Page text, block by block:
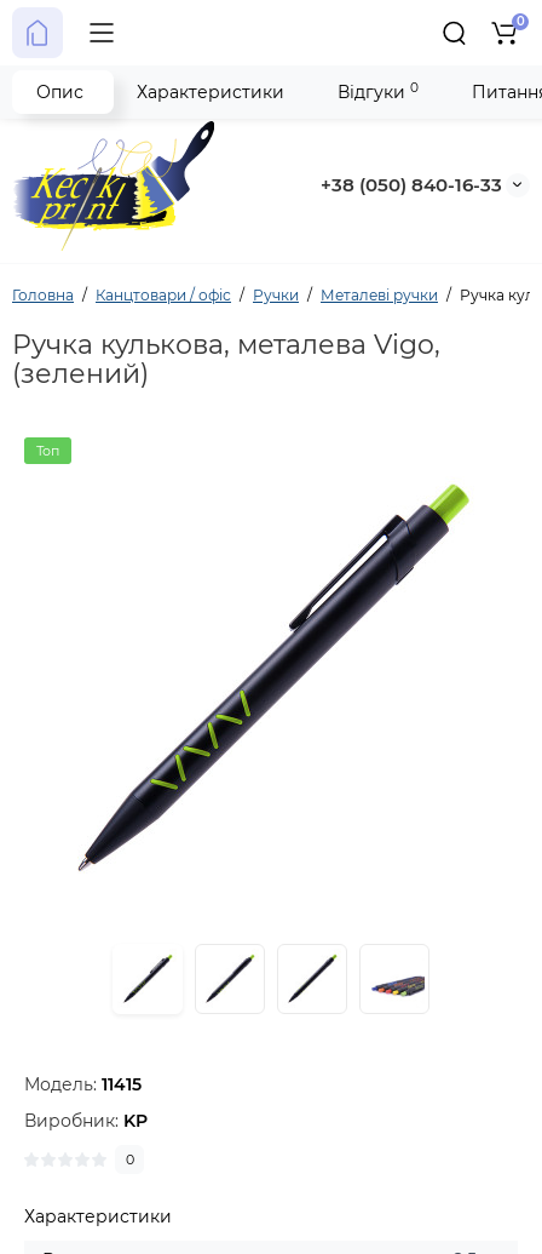
+38 (050) 840-16-33
0
Головна Канцтовари / офіс Ручки Металеві ручки Ручка
Ручка кулькова, металева Vigo,
(зелений)
Топ
Модель: 11415
Виробник: KP
0
Характеристики
Опис Характеристики Відгуки 0